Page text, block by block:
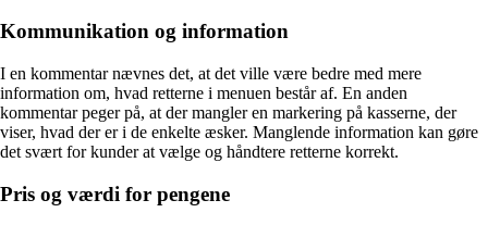
Kommunikation og information
I en kommentar nævnes det, at det ville være bedre med mere
information om, hvad retterne i menuen består af. En anden
kommentar peger på, at der mangler en markering på kasserne, der
viser, hvad der er i de enkelte æsker. Manglende information kan gøre
det svært for kunder at vælge og håndtere retterne korrekt.
Pris og værdi for pengene